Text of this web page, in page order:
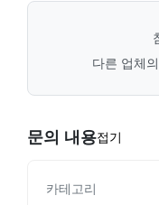
다른 업체
문의 내용접기
카테고리